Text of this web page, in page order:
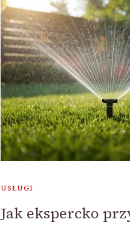
USŁUGI
Jak ekspercko